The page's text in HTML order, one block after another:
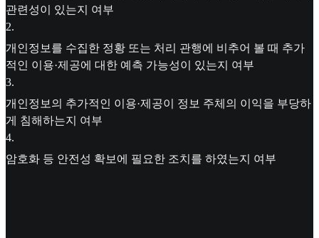
관련성이 있는지 여부
2.
개인정보를 수집한 정황 또는 처리 관행에 비추어 볼 때 추가
적인 이용·제공에 대한 예측 가능성이 있는지 여부
3.
개인정보의 추가적인 이용·제공이 정보 주체의 이익을 부당하
게 침해하는지 여부
4.
암호화 등 안전성 확보에 필요한 조치를 하였는지 여부